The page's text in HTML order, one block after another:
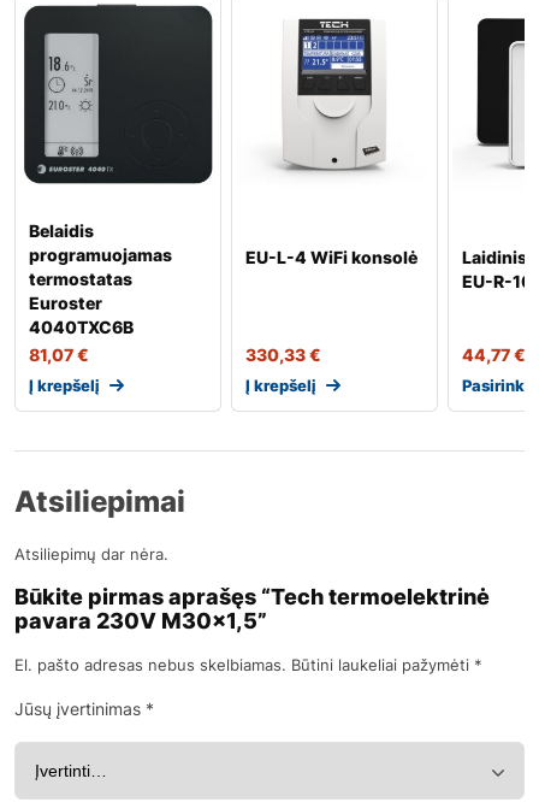
Belaidis
programuojamas
termostatas
Euroster
4040TXC6B
81,07€
Į krepšelį
EU-L-4 WiFi konsolė
330,33€
Į krepšelį
Laidinis
EU-R-
44,77€
Pasirinkti
Atsiliepimai
Atsiliepimų dar nėra.
Būkite pirmas aprašęs “Tech termoelektrinė
pavara 230V M30x1,5”
El. pašto adresas nebus skelbiamas. Būtini laukeliai pažymėti *
Jūsų įvertinimas *